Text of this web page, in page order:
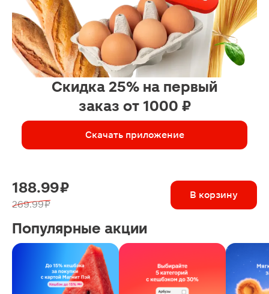
Скидка 25% на первый
заказ от 1000 ₽
Скачать приложение
188.99 ₽
269.99 ₽
В корзину
Популярные акции